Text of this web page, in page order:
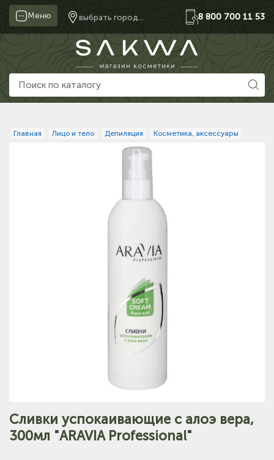
Меню выбрать город... 8 800 700 11 53
Главная Лицо и тело Депиляция Косметика, аксессуары
Сливки успокаивающие с алоэ вера,
300мл "ARAVIA Professional"